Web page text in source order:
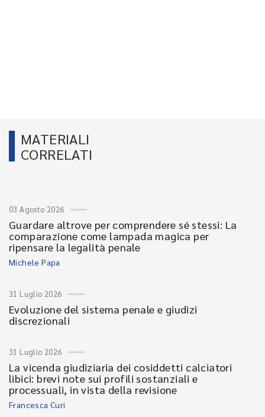
MATERIALI
CORRELATI
03 Agosto 2026
Guardare altrove per comprendere sé stessi: La
comparazione come lampada magica per
ripensare la legalità penale
Michele Papa
31 Luglio 2026
Evoluzione del sistema penale e giudizi
discrezionali
31 Luglio 2026
La vicenda giudiziaria dei cosiddetti calciatori
libici: brevi note sui profili sostanziali e
processuali, in vista della revisione
Francesca Curi